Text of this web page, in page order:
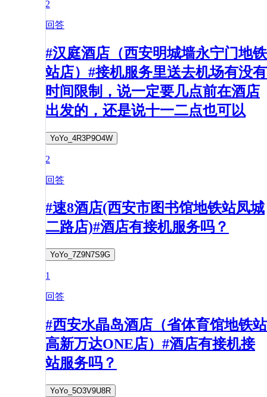
2
回答
#汉庭酒店（西安明城墙永宁门地铁
站店）#接机服务里送去机场有没有
时间限制，说一定要几点前在酒店
出发的，还是说十一二点也可以
YoYo_4R3P9O4W
2
回答
#速8酒店(西安市图书馆地铁站凤城
二路店)#酒店有接机服务吗？
YoYo_7Z9N7S9G
1
回答
#西安水晶岛酒店（省体育馆地铁站
高新万达ONE店）#酒店有接机接
站服务吗？
YoYo_5O3V9U8R